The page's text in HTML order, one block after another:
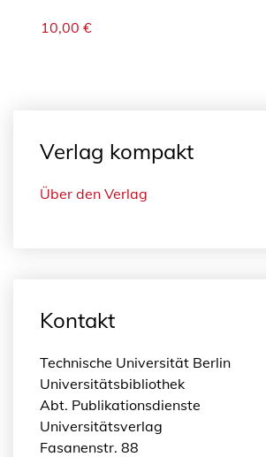
10,00 €
Verlag kompakt
Über den Verlag
Kontakt
Technische Universität Berlin
Universitätsbibliothek
Abt. Publikationsdienste
Universitätsverlag
Fasanenstr. 88